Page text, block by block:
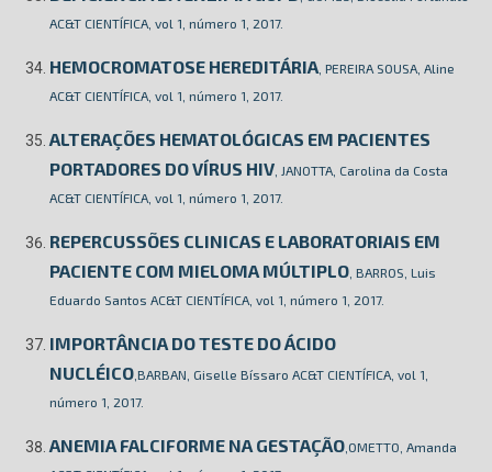
AC&T CIENTÍFICA, vol 1, número 1, 2017.
HEMOCROMATOSE HEREDITÁRIA , PEREIRA SOUSA, Aline
AC&T CIENTÍFICA, vol 1, número 1, 2017.
ALTERAÇÕES HEMATOLÓGICAS EM PACIENTES
PORTADORES DO VÍRUS HIV , JANOTTA, Carolina da Costa
AC&T CIENTÍFICA, vol 1, número 1, 2017.
REPERCUSSÕES CLINICAS E LABORATORIAIS EM
PACIENTE COM MIELOMA MÚLTIPLO , BARROS, Luis
Eduardo Santos AC&T CIENTÍFICA, vol 1, número 1, 2017.
IMPORTÂNCIA DO TESTE DO ÁCIDO
NUCLÉICO ,BARBAN, Giselle Bíssaro AC&T CIENTÍFICA, vol 1,
número 1, 2017.
ANEMIA FALCIFORME NA GESTAÇÃO ,OMETTO, Amanda